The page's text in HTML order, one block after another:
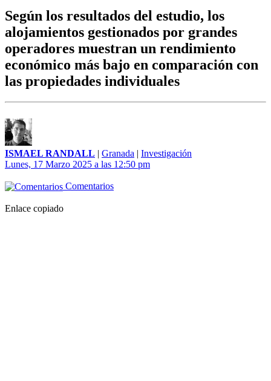
Según los resultados del estudio, los
alojamientos gestionados por grandes
operadores muestran un rendimiento
económico más bajo en comparación con
las propiedades individuales
ISMAEL RANDALL | Granada | Investigación
Lunes, 17 Marzo 2025 a las 12:50 pm
Comentarios
Enlace copiado